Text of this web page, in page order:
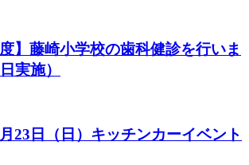
度】藤崎小学校の歯科健診を行いま
実施）
月23日（日）キッチンカーイベント